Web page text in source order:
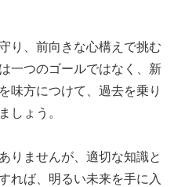
り、前向きな心構えで挑む
一つのゴールではなく、新
味方につけて、過去を乗り
しょう。
りませんが、適切な知識と
れば、明るい未来を手に入